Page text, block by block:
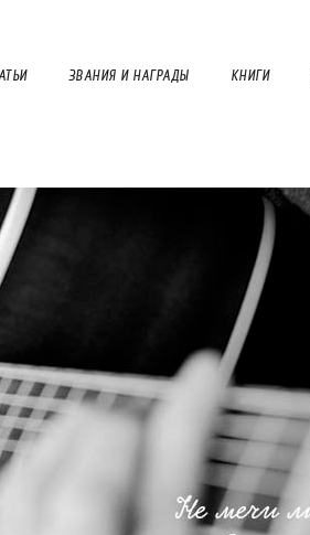
ЗВАНИЯ И НАГРАДЫ КНИГИ